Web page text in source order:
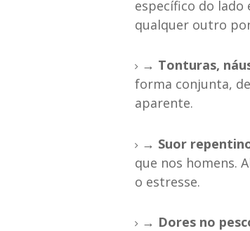
específico do lado
qualquer outro
→ Tonturas,
forma conjunta,
aparente.
→ Suor
que nos homens.
o estresse.
→ Dores no